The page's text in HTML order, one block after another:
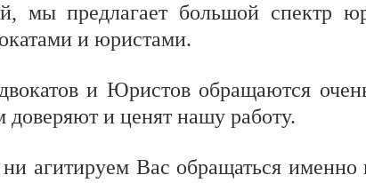
мы предлагает большой спектр
и юристами.
и Юристов обращаются
и ценят нашу работу.
агитируем Вас обращаться